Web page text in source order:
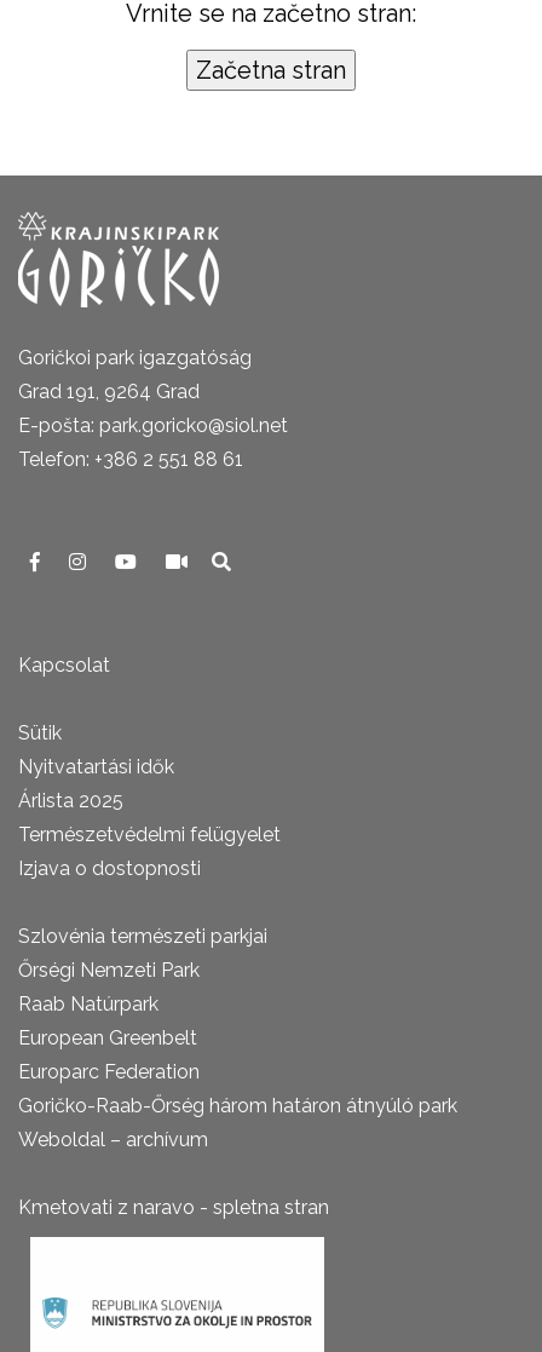
Vrnite se na začetno stran:
Goričkoi park igazgatóság
Grad 191, 9264 Grad
E-pošta: park.goricko@siol.net
Telefon: +386 2 551 88 61
Kapcsolat
Sütik
Nyitvatartási idők
Árlista 2025
Természetvédelmi felügyelet
Izjava o dostopnosti
Szlovénia természeti parkjai
Őrségi Nemzeti Park
Raab Natúrpark
European Greenbelt
Europarc Federation
Goričko-Raab-Őrség három határon átnyúló park
Weboldal – archívum
Kmetovati z naravo - spletna stran